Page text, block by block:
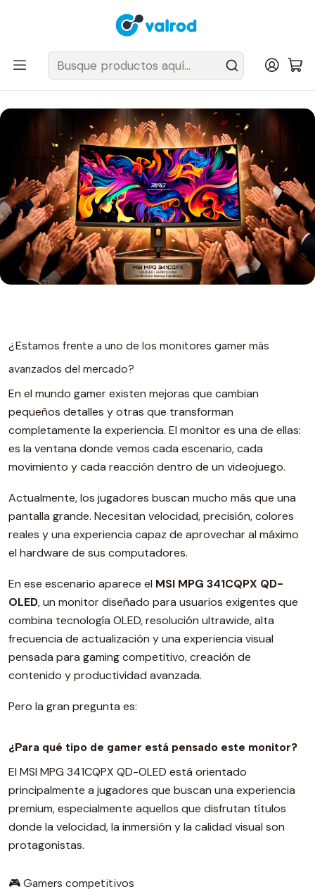
Despacho Gratis en tus sillas Cougar en el Gran Santiago
Inicio
Post
MSI MPG 341CQPX QD-OLED: el monitor gamer que combina
velocidad extrema, calidad OLED e inmersión ultrawide
¿Estamos frente a uno de los monitores gamer más
avanzados del mercado?
En el mundo gamer existen mejoras que cambian
pequeños detalles y otras que transforman
completamente la experiencia. El monitor es una de ellas:
es la ventana donde vemos cada escenario, cada
movimiento y cada reacción dentro de un videojuego.
Actualmente, los jugadores buscan mucho más que una
pantalla grande. Necesitan velocidad, precisión, colores
reales y una experiencia capaz de aprovechar al máximo
el hardware de sus computadores.
En ese escenario aparece el MSI MPG 341CQPX QD-
OLED, un monitor diseñado para usuarios exigentes que
combina tecnología OLED, resolución ultrawide, alta
frecuencia de actualización y una experiencia visual
pensada para gaming competitivo, creación de
contenido y productividad avanzada.
Pero la gran pregunta es:
¿Para qué tipo de gamer está pensado este monitor?
El MSI MPG 341CQPX QD-OLED está orientado
principalmente a jugadores que buscan una experiencia
premium, especialmente aquellos que disfrutan títulos
donde la velocidad, la inmersión y la calidad visual son
protagonistas.
🎮 Gamers competitivos